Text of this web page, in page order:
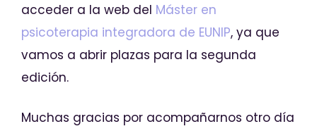
acceder a la web del Máster en
psicoterapia integradora de EUNIP, ya que
vamos a abrir plazas para la segunda
edición.
Muchas gracias por acompañarnos otro día